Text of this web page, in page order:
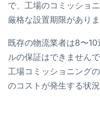
で、工場のコミッショ
厳格な設置期限がありま
既存の物流業者は8〜
ルの保証はできません
工場コミッショニング
のコストが発生する状況